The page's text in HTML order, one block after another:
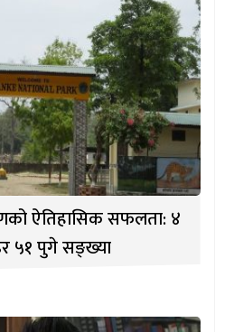
ऐतिहासिक सफलता: ४
५१ पुगे सङ्ख्या